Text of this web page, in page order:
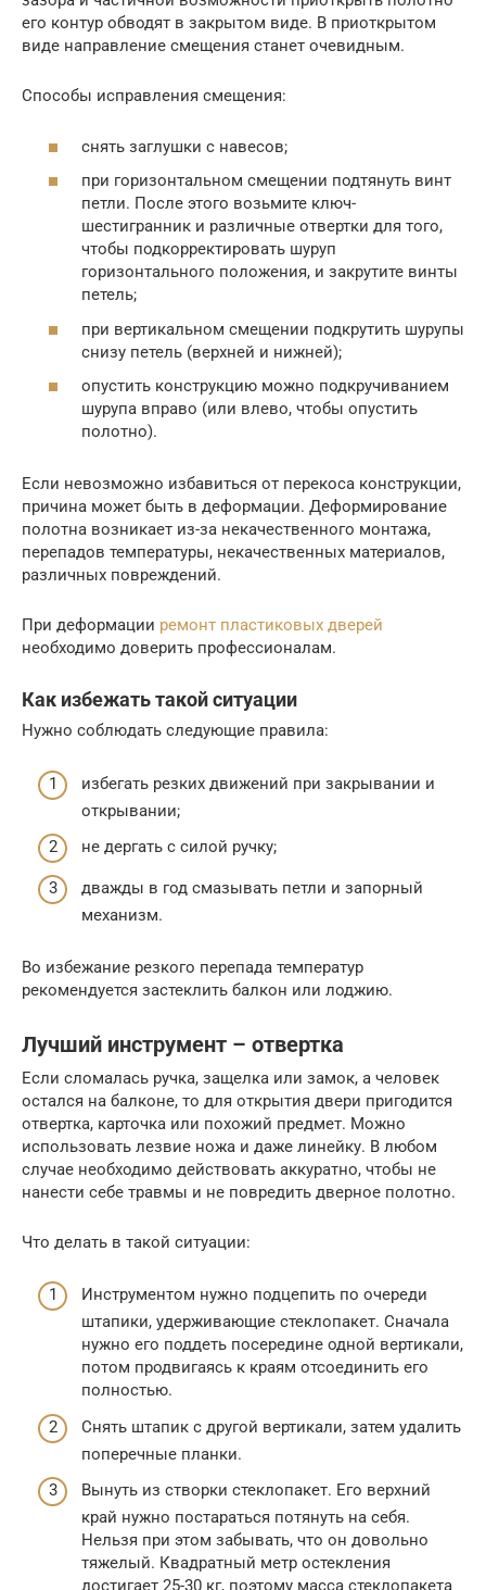
его контур обводят в закрытом виде. В приоткрытом
виде направление смещения станет очевидным.
Способы исправления смещения:
снять заглушки с навесов;
при горизонтальном смещении подтянуть винт
петли. После этого возьмите ключ-
шестигранник и различные отвертки для того,
чтобы подкорректировать шуруп
горизонтального положения, и закрутите винты
петель;
при вертикальном смещении подкрутить шурупы
снизу петель (верхней и нижней);
опустить конструкцию можно подкручиванием
шурупа вправо (или влево, чтобы опустить
полотно).
Если невозможно избавиться от перекоса конструкции,
причина может быть в деформации. Деформирование
полотна возникает из-за некачественного монтажа,
перепадов температуры, некачественных материалов,
различных повреждений.
При деформации ремонт пластиковых дверей
необходимо доверить профессионалам.
Как избежать такой ситуации
Нужно соблюдать следующие правила:
избегать резких движений при закрывании и
открывании;
не дергать с силой ручку;
дважды в год смазывать петли и запорный
механизм.
Во избежание резкого перепада температур
рекомендуется застеклить балкон или лоджию.
Лучший инструмент – отвертка
Если сломалась ручка, защелка или замок, а человек
остался на балконе, то для открытия двери пригодится
отвертка, карточка или похожий предмет. Можно
использовать лезвие ножа и даже линейку. В любом
случае необходимо действовать аккуратно, чтобы не
нанести себе травмы и не повредить дверное полотно.
Что делать в такой ситуации:
Инструментом нужно подцепить по очереди
штапики, удерживающие стеклопакет. Сначала
нужно его поддеть посередине одной вертикали,
потом продвигаясь к краям отсоединить его
полностью.
Снять штапик с другой вертикали, затем удалить
поперечные планки.
Вынуть из створки стеклопакет. Его верхний
край нужно постараться потянуть на себя.
Нельзя при этом забывать, что он довольно
тяжелый. Квадратный метр остекления
достигает 25-30 кг, поэтому масса стеклопакета